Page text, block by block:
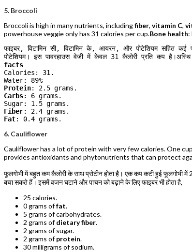
5. Broccoli
Broccoli is high in many nutrients, includingfiber, vitamin C,
powerhouse veggie only has 31 calories per cup.Bone health:
फाइबर, विटामिन सी, विटामिन के, आयरन, और पोटेशियम सहित
पोटेशियम। इस पावरहाउस वेजी में केवल 31 कैलोरी प्रति कप
facts
Calories: 31.
Protein
Carbs: 6 grams.
Fiber
Fat: 0.4 grams.
6. Cauliflower
Cauliflower has a lot of protein with very few calories. One
provides antioxidants and phytonutrients that can protect
फूलगोभी में बहुत कम कैलोरी के साथ प्रोटीन होता है। एक कप कटी हुई फूलगोभी
बचा सकते हैं। इसमें वजन घटाने और पाचन को बढ़ाने के लिए फाइबर भी होता है,
25 calories.
0 grams offat.
5 grams of carbohydrates.
2 grams ofdietary fiber.
2 grams of sugar.
2 grams ofprotein.
30 milligrams of sodium.